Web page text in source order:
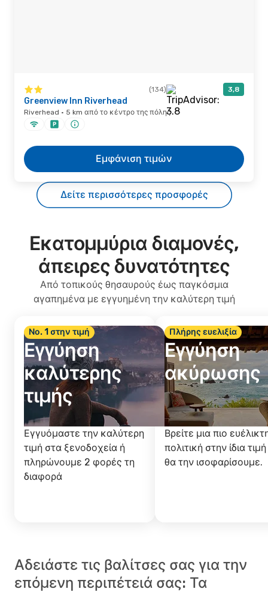
(134) 3,8
Greenview Inn Riverhead
Riverhead · 5 km από το κέντρο της πόλης
Εμφάνιση τιμών
Δείτε περισσότερες προσφορές
Εκατομμύρια διαμονές,
άπειρες δυνατότητες
Από τοπικούς θησαυρούς έως παγκόσμια
αγαπημένα με εγγυημένη την καλύτερη τιμή
Νο. 1 στην τιμή
Εγγύηση
καλύτερης
τιμής
Εγγυόμαστε την καλύτερη
τιμή στα ξενοδοχεία ή
πληρώνουμε 2 φορές τη
διαφορά
Πλήρης ευελιξία
Εγγύηση
ακύρωσης
Βρείτε μια πιο
πολιτική στην ίδια
θα την ισοφαρίσουμε.
Αδειάστε τις βαλίτσες σας για την
επόμενη περιπέτειά σας: Τα